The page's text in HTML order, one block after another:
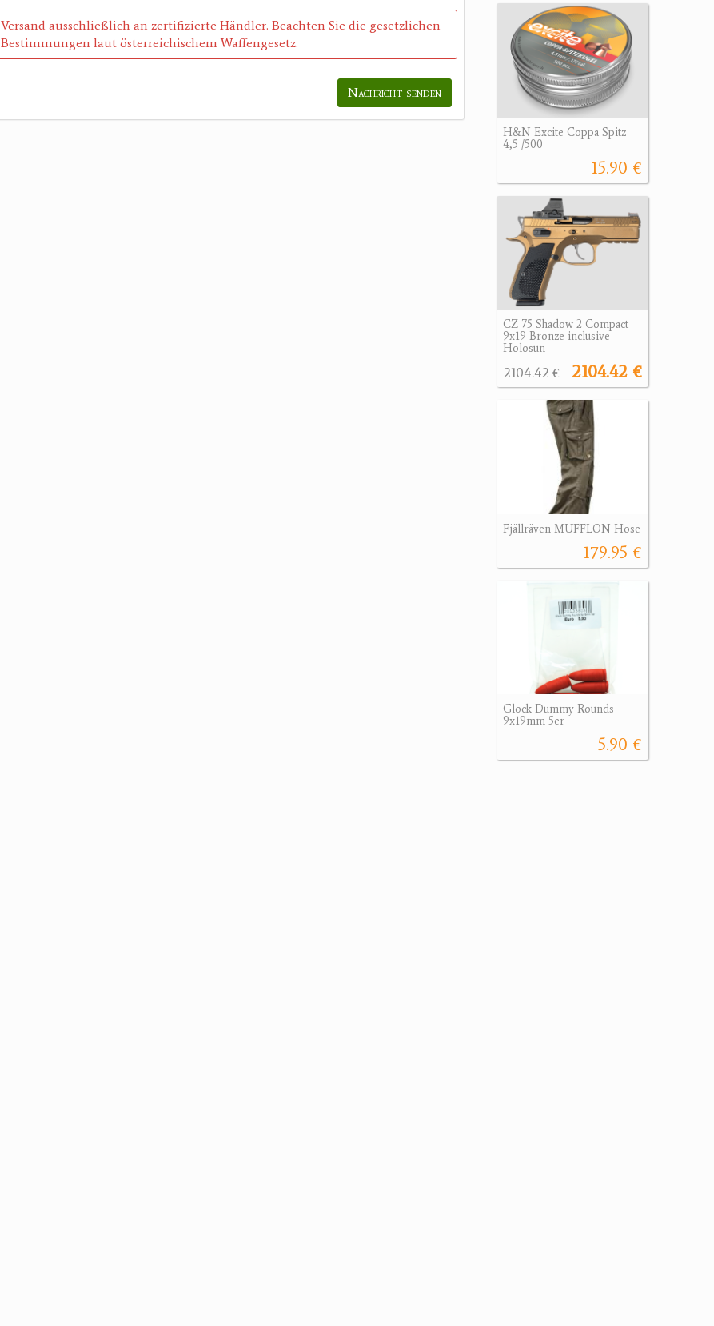
Versand ausschließlich an zertifizierte Händler. Beachten Sie die gesetzlichen
Bestimmungen laut österreichischem Waffengesetz.
Nachricht senden
H&N Excite Coppa Spitz
4,5 /500
15.90 €
CZ 75 Shadow 2 Compact
9x19 Bronze inclusive
Holosun
2104.42 €
2104.42 €
Fjällräven MUFFLON Hose
179.95 €
Glock Dummy Rounds
9x19mm 5er
5.90 €